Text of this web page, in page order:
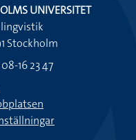
UNIVERSITET
Stockholm
16 23 47